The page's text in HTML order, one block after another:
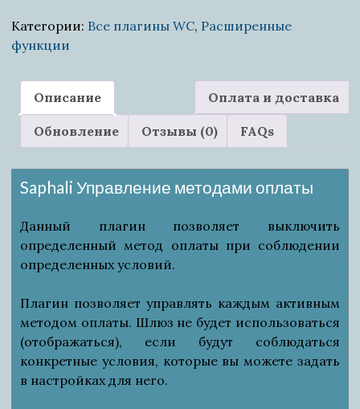
платежными
шлюзами
Категории: Все плагины WС, Расширенные
функции
Описание Оплата и доставка
Обновление Отзывы (0) FAQs
Saphali Управление методами оплаты
Данный плагин позволяет выключить
определенный метод оплаты при соблюдении
определенных условий.
Плагин позволяет управлять каждым активным
методом оплаты. Шлюз не будет использоваться
(отображаться), если будут соблюдаться
конкретные условия, которые вы можете задать
в настройках для него.